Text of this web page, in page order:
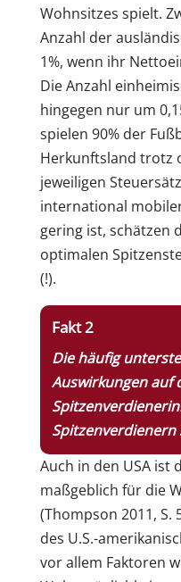
Wohnsitzes spielt.
Anzahl der
1%, wenn ihr
Die Anzahl
hingegen nur um
spielen 90% der
Herkunftsland trotz
jeweiligen
international
gering ist, schätzen
optimalen
(!).
Fakt 2
Die häufig
Auswirkungen auf
Spitzenverdienern
Auch in den USA ist
maßgeblich für die
(Thompson 2011, S.
des U.S.-
vor allem Faktoren